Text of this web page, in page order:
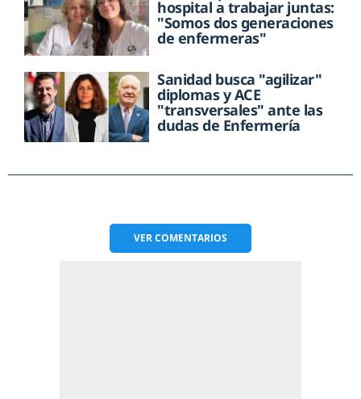
hospital a trabajar juntas:
"Somos dos generaciones
de enfermeras"
Sanidad busca "agilizar"
diplomas y ACE
"transversales" ante las
dudas de Enfermería
VERCOMENTARIOS